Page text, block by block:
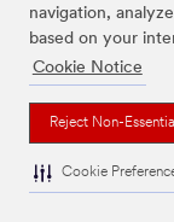
navigation,
based on your
Cookie Notice
Reject Non-
Cookie